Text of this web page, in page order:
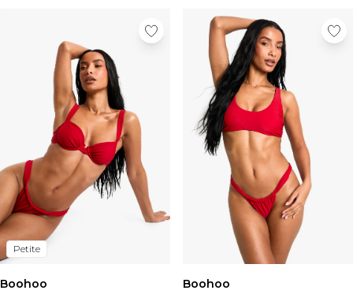
Petite
Boohoo
Boohoo